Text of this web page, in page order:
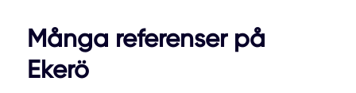
Många referenser på
Ekerö